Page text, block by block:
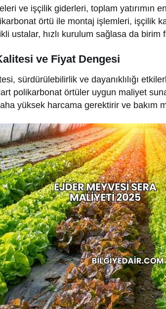
ve işçilik giderleri, toplam yatırımın
örtü ile montaj işlemleri, işçilik
ustalar, hızlı kurulum sağlasa da
ve Fiyat Dengesi
sürdürülebilirlik ve dayanıklılığı
polikarbonat örtüler uygun maliyet
yüksek harcama gerektirir ve bakım